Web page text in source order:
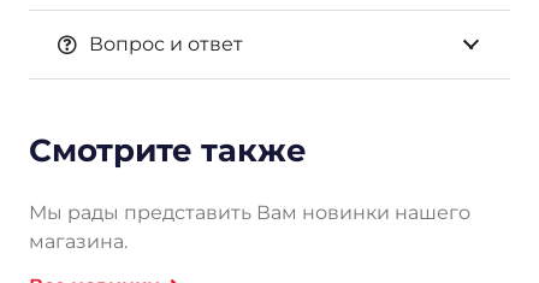
Вопрос и ответ
Смотрите также
Мы рады представить Вам новинки нашего
магазина.